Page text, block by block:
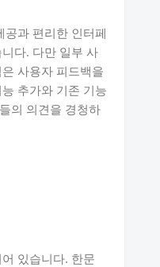
과 편리한 인터페
다. 다만 일부 사
사용자 피드백을
추가와 기존 기능
의 의견을 경청하
있습니다. 한문